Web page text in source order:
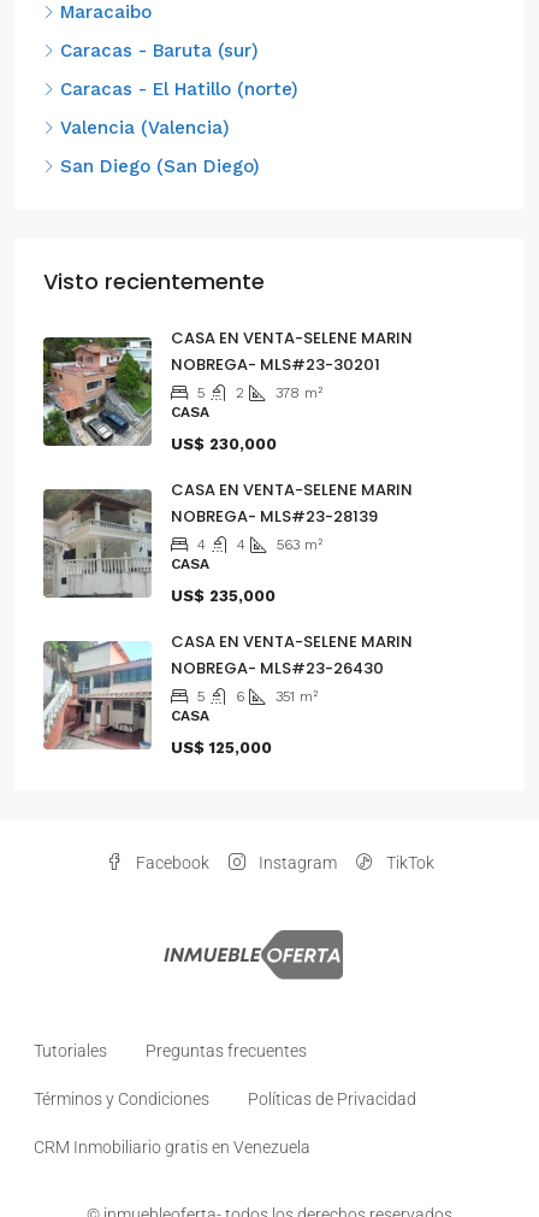
Maracaibo
Caracas - Baruta (sur)
Caracas - El Hatillo (norte)
Valencia (Valencia)
San Diego (San Diego)
Visto recientemente
CASA EN VENTA-SELENE MARIN
NOBREGA- MLS#23-30201
5 2 378 m²
CASA
US$ 230,000
CASA EN VENTA-SELENE MARIN
NOBREGA- MLS#23-28139
4 4 563 m²
CASA
US$ 235,000
CASA EN VENTA-SELENE MARIN
NOBREGA- MLS#23-26430
5 6 351 m²
CASA
US$ 125,000
Facebook Instagram TikTok
Tutoriales Preguntas frecuentes
Términos y Condiciones Políticas de Privacidad
CRM Inmobiliario gratis en Venezuela